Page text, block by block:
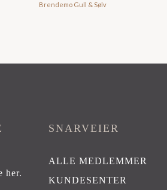
Brendemo Gull & Sølv
her.
SNARVEIER
ALLE MEDLEMMER
KUNDESENTER